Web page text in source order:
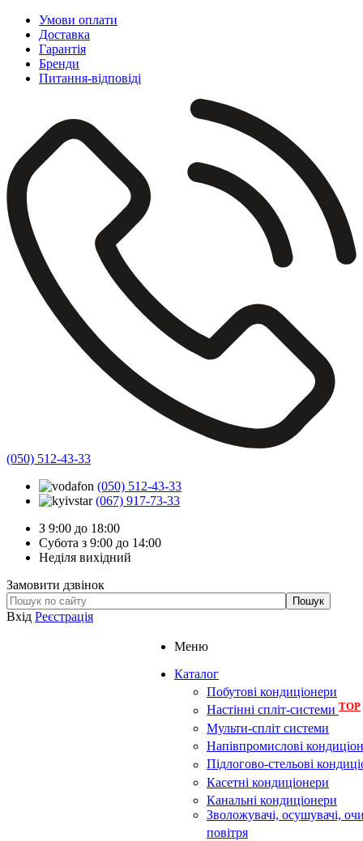
Умови оплати
Доставка
Гарантія
Бренди
Питання-відповіді
(050) 512-43-33
(050) 512-43-33
(067) 917-73-33
З 9:00 до 18:00
Субота з 9:00 до 14:00
Неділя вихідний
Замовити дзвінок
Вхід Реєстрація
Меню
Каталог
Побутові кондиціонери
Настінні спліт-системи TOP
Мульти-спліт системи
Напівпромислові
Підлогово-стельові
Касетні кондиціонери
Канальні кондиціонери
Зволожувачі, осушувачі,
повітря